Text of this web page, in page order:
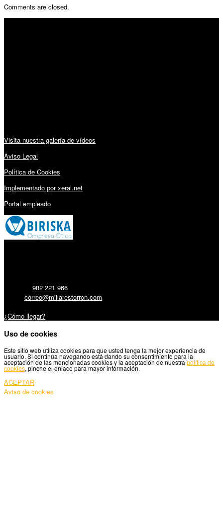
Comments are closed.
Visita nuestra galería de vídeos
Aviso Legal
Política de Cookies
Implementado por xeral.net
Portal empleado
982 221 966
correo@millarestorron.com
¿Cómo llegar?
Uso de cookies
Este sitio web utiliza cookies para que usted tenga la mejor experiencia de
usuario. Si continúa navegando está dando su consentimiento para la
aceptación de las mencionadas cookies y la aceptación de nuestra política de
cookies, pinche el enlace para mayor información.
ACEPTAR
Aviso de cookies